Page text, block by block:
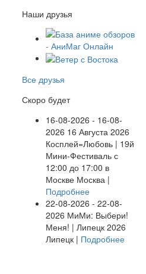
Наши друзья
Все друзья
Скоро будет
16-08-2026 - 16-08-
2026 16 Августа 2026
Косплей=Любовь | 19й
Мини-Фестиваль с
12:00 до 17:00 в
Москве Москва |
Подробнее
22-08-2026 - 22-08-
2026 МиМи: Выбери!
Меня! | Липецк 2026
Липецк | Подробнее